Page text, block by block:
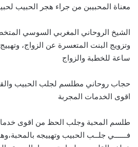
معناة المحبيبن من جراء هجر الحبيب
الشيخ الروحاني المغربي السوسي
ساعة للخطبة والزواج
حجاب روحاني مطلسم لجلب الحبيب
اقوى الخدمات المجربة
طلسم المحبة وجلب الحظ من اقوى
فــــــي جلــب الحبيب وتهييجه